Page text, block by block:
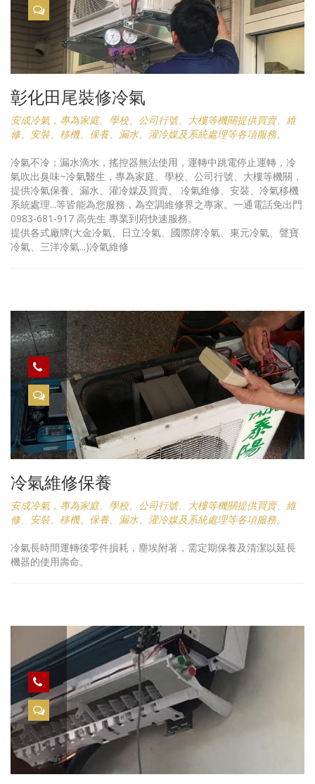
彰化田尾裝修冷氣
安成冷氣，專為家庭、學校、公司行號、大樓等機關提供買賣、維
修、安裝、移機、保養、漏水、灌冷媒及系統處理等各項服務。
冷氣不冷；漏水滴水，搖控器無法使用，運轉中跳電停止運轉，冷
氣吹出臭味~冷氣醫生，專為家庭、學校、公司行號、大樓等機關，
提供冷氣保養、漏水、灌冷媒及買賣、 冷氣維修、安裝、冷氣移機
系統處理...等皆能為您服務，為空調維修界之專家。一通電話免出門
0983-681-917 高先生 專業到府快速服務。
提供各式廠牌(大金冷氣、日立冷氣、國際牌冷氣、東元冷氣、聲寶
冷氣、三洋冷氣...)冷氣維修
冷氣維修保養
安成冷氣，專為家庭、學校、公司行號、大樓等機關提供買賣、維
修、安裝、移機、保養、漏水、灌冷媒及系統處理等各項服務。
冷氣長時間運轉後零件損耗，塵埃附著，需定期保養及清潔以延長
機器的使用壽命。